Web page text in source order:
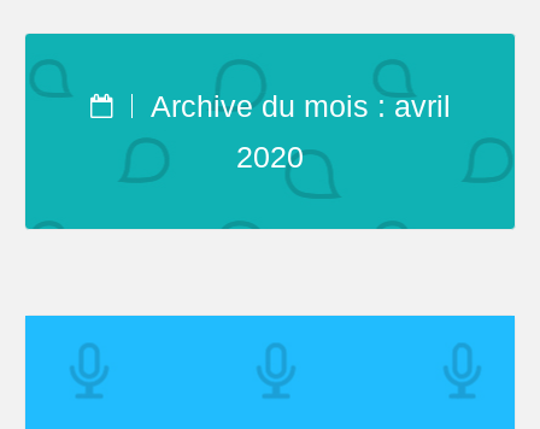
Archive du mois : avril
2020